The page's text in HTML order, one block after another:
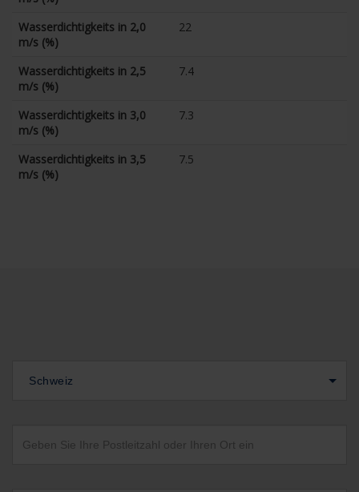
Wasserdichtigkeits in 2,0
m/s (%)
22
Wasserdichtigkeits in 2,5
m/s (%)
7.4
Wasserdichtigkeits in 3,0
m/s (%)
7.3
Wasserdichtigkeits in 3,5
m/s (%)
7.5
Schweiz